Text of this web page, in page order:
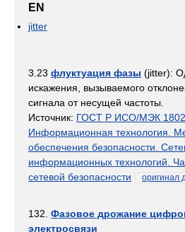
EN
jitter
3.23 флуктуация фазы (jitter):
искажения, вызываемого
сигнала от несущей частоты.
Источник: ГОСТ Р ИСО/МЭК
Информационная технология.
обеспечения безопасности.
информационных технологий.
сетевой безопасности
оригинал
132. Фазовое дрожание
электросвязи